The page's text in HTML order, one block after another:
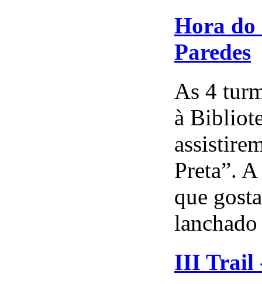
Hora do
Paredes
As 4
à
Preta”.
que
III Trail